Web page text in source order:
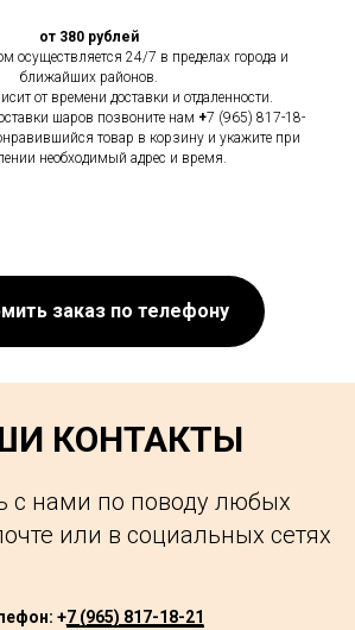
от 380 рублей
осуществляется 24/7 в пределах города и
ближайших районов.
от времени доставки и отдаленности.
шаров позвоните нам +7 (965) 817-18-
товар в корзину и укажите при
необходимый адрес и время.
заказ по телефону
КОНТАКТЫ
с нами по поводу любых
или в социальных сетях
+7 (965) 817-18-21